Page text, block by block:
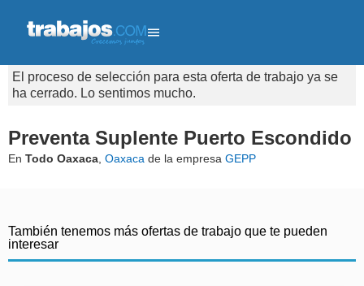
El proceso de selección para esta oferta de trabajo ya se
ha cerrado. Lo sentimos mucho.
Preventa Suplente Puerto Escondido
En Todo Oaxaca Oaxaca de la empresa GEPP
También tenemos más ofertas de trabajo que te pueden
interesar